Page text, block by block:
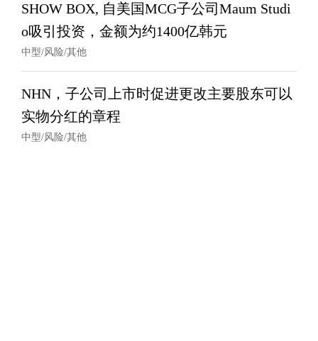
SHOW BOX, 自美国MCG子公司Maum Studi
o吸引投资，金额为约1400亿韩元
中型/风险/其他
NHN，子公司上市时促进更改主要股东可以
实物分红的章程
中型/风险/其他